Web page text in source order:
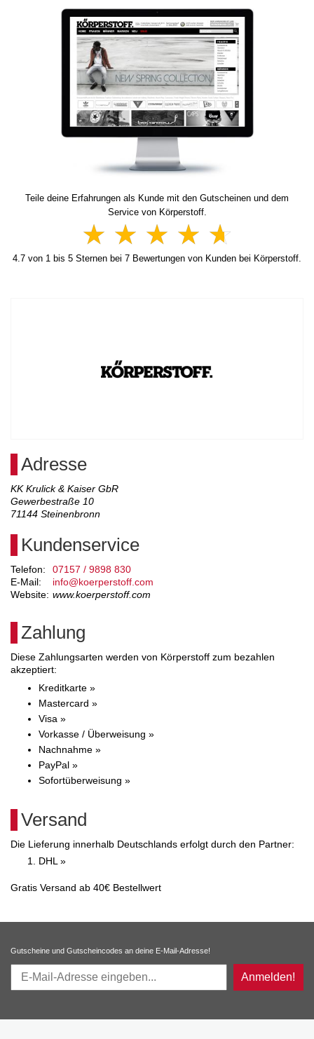
Teile deine Erfahrungen als Kunde mit den Gutscheinen und dem
Service von Körperstoff.
4.7 von 1 bis 5 Sternen bei 7 Bewertungen von Kunden bei Körperstoff.
Adresse
KK Krulick & Kaiser GbR
Gewerbestraße 10
71144 Steinenbronn
Kundenservice
Telefon:
07157 / 9898 830
E-Mail:
info@koerperstoff.com
Website: www.koerperstoff.com
Zahlung
Diese Zahlungsarten werden von Körperstoff zum bezahlen
akzeptiert:
Kreditkarte »
Mastercard »
Visa »
Vorkasse / Überweisung »
Nachnahme »
PayPal »
Sofortüberweisung »
Versand
Die Lieferung innerhalb Deutschlands erfolgt durch den Partner:
DHL »
Gratis Versand ab 40€ Bestellwert
Gutscheine und Gutscheincodes an deine E-Mail-Adresse!
Anmelden!